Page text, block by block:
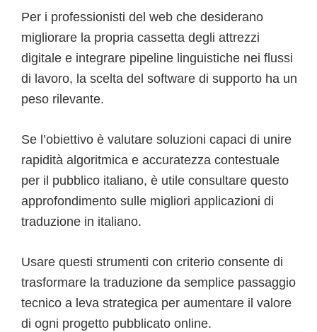
Per i professionisti del web che desiderano
migliorare la propria cassetta degli attrezzi
digitale e integrare pipeline linguistiche nei flussi
di lavoro, la scelta del software di supporto ha un
peso rilevante.
Se l’obiettivo è valutare soluzioni capaci di unire
rapidità algoritmica e accuratezza contestuale
per il pubblico italiano, è utile consultare questo
approfondimento sulle migliori applicazioni di
traduzione in italiano.
Usare questi strumenti con criterio consente di
trasformare la traduzione da semplice passaggio
tecnico a leva strategica per aumentare il valore
di ogni progetto pubblicato online.